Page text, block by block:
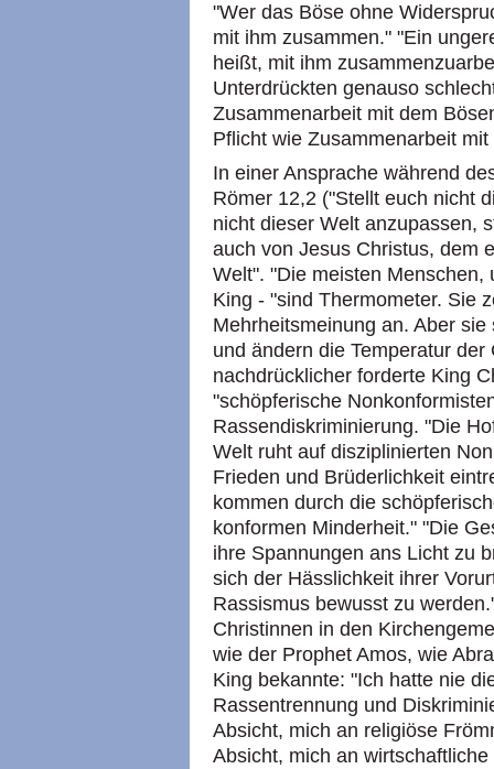
"Wer das Böse ohne
mit ihm zusammen." "Ein
heißt, mit ihm
Unterdrückten genauso
Zusammenarbeit mit dem
Pflicht wie Zusammenarbeit
In einer Ansprache während
Römer 12,2 ("Stellt euch nicht
nicht dieser Welt anzupassen,
auch von Jesus Christus, dem
Welt". "Die meisten
King - "sind Thermometer. Sie
Mehrheitsmeinung an. Aber
und ändern die Temperatur
nachdrücklicher forderte King
"schöpferische
Rassendiskriminierung. "Die
Welt ruht auf disziplinierten
Frieden und Brüderlichkeit
kommen durch die
konformen Minderheit." "Die
ihre Spannungen ans Licht zu
sich der Hässlichkeit ihrer
Rassismus bewusst zu
Christinnen in den
wie der Prophet Amos, wie
King bekannte: "Ich hatte nie
Rassentrennung und
Absicht, mich an religiöse
Absicht, mich an